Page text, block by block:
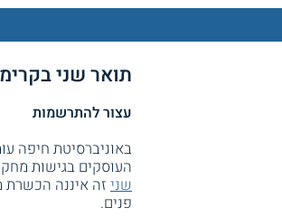
תואר שני
עצור להתרשמות
באוניברסיטת חיפה
העוסקים בגישות
שני זה איננה הכשרת
פנים.